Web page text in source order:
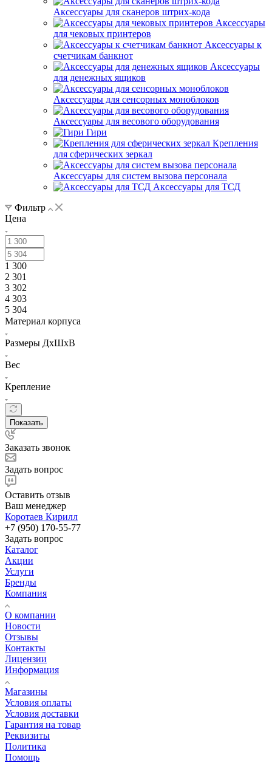
Аксессуары для сканеров штрих-кода
Аксессуары
для чековых принтеров
Аксессуары к
счетчикам банкнот
Аксессуары
для денежных ящиков
Аксессуары для сенсорных моноблоков
Аксессуары для весового оборудования
Гири
Крепления
для сферических зеркал
Аксессуары для систем вызова персонала
Аксессуары для ТСД
Фильтр
Цена
1 300
2 301
3 302
4 303
5 304
Материал корпуса
Размеры ДхШхВ
Вес
Крепление
Показать
Заказать звонок
Задать вопрос
Оставить отзыв
Ваш менеджер
Коротаев Кирилл
+7 (950) 170-55-77
Задать вопрос
Каталог
Акции
Услуги
Бренды
Компания
О компании
Новости
Отзывы
Контакты
Лицензии
Информация
Магазины
Условия оплаты
Условия доставки
Гарантия на товар
Реквизиты
Политика
Помощь